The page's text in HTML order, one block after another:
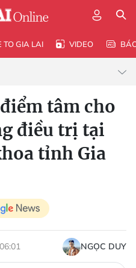
TO GIA LAI VIDEO
tâm cho
điều trị tại
tỉnh Gia
NGỌC DUY